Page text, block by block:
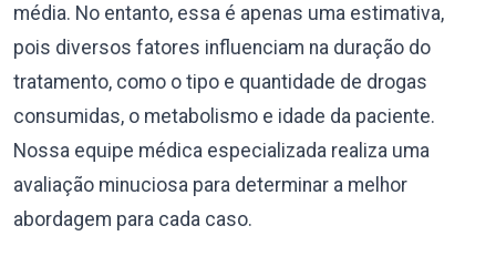
média. No entanto, essa é apenas uma estimativa,
pois diversos fatores influenciam na duração do
tratamento, como o tipo e quantidade de drogas
consumidas, o metabolismo e idade da paciente.
Nossa equipe médica especializada realiza uma
avaliação minuciosa para determinar a melhor
abordagem para cada caso.